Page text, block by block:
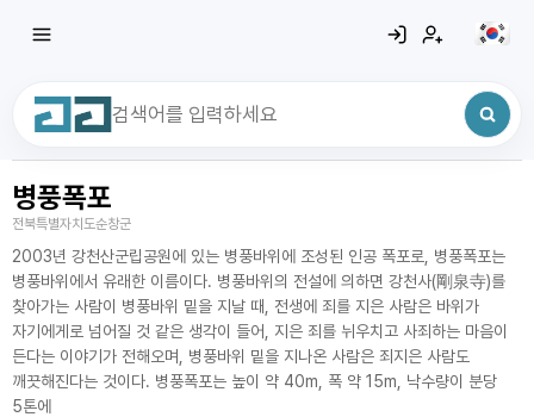
최근 검색어
병풍폭포
전북특별자치도순창군
2003년 강천산군립공원에 있는 병풍바위에 조성된 인공 폭포로, 병풍폭포는
병풍바위에서 유래한 이름이다. 병풍바위의 전설에 의하면 강천사(剛泉寺)를
찾아가는 사람이 병풍바위 밑을 지날 때, 전생에 죄를 지은 사람은 바위가
자기에게로 넘어질 것 같은 생각이 들어, 지은 죄를 뉘우치고 사죄하는 마음이
든다는 이야기가 전해오며, 병풍바위 밑을 지나온 사람은 죄지은 사람도
깨끗해진다는 것이다. 병풍폭포는 높이 약 40m, 폭 약 15m, 낙수량이 분당
5톤에